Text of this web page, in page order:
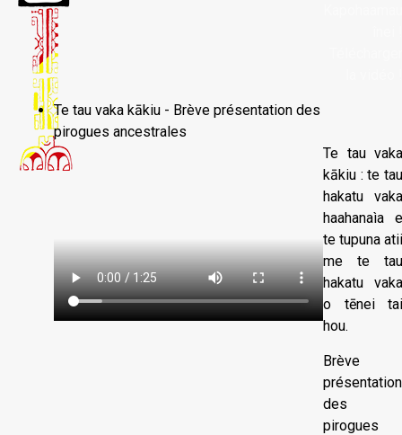
Te tau vaka kākiu - Brève présentation des
pirogues ancestrales
Te tau vaka
kākiu : te tau
hakatu vaka
haahanaìa e
te tupuna atii
me te tau
hakatu vaka
o tēnei tai
hou.
Brève
présentation
des
pirogues